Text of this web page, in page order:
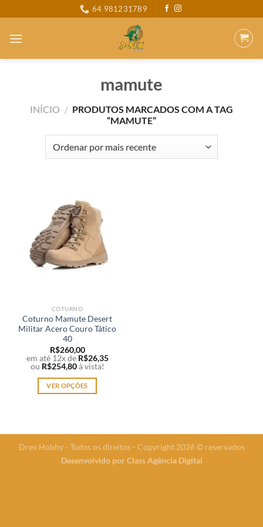
to
content
64 981231789
mamute
INÍCIO / PRODUTOS MARCADOS COM A TAG
“MAMUTE”
COTURNO
Coturno Mamute Desert
Militar Acero Couro Tático
40
R$260,00
em até 12x de R$26,35
ou R$254,80 à vista!
VER OPÇÕES
várias
variantes.
As
Drex Hobby - Todos os direitos - Copyright 2026 © reservados
Desenvolvido porClass Agência Digital